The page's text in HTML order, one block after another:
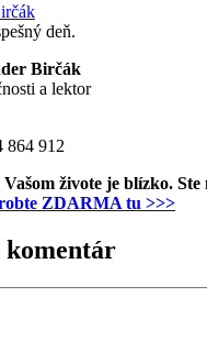
deň.
Birčák
a lektor
864 912
živote je blízko.
ZDARMA tu >>>
komentár